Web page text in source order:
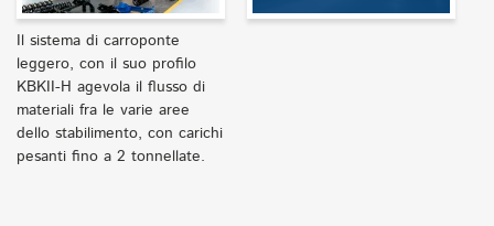
Il sistema di carroponte
leggero, con il suo profilo
KBKII-H agevola il flusso di
materiali fra le varie aree
dello stabilimento, con carichi
pesanti fino a 2 tonnellate.